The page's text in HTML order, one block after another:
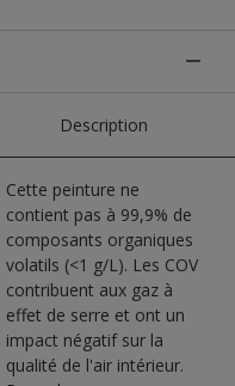
Description
Cette peinture ne
contient pas à 99,9% de
composants organiques
volatils (<1 g/L). Les COV
contribuent aux gaz à
effet de serre et ont un
impact négatif sur la
qualité de l'air intérieur.